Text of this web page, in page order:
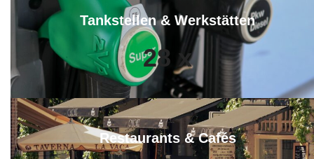
Tankstellen & Werkstätten
28 x
Restaurants & Cafés